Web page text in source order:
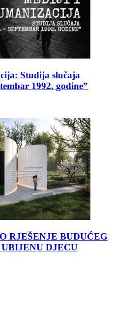
Studija slučaja
1992. godine”
RJEŠENJE BUDUĆEG
DJECU